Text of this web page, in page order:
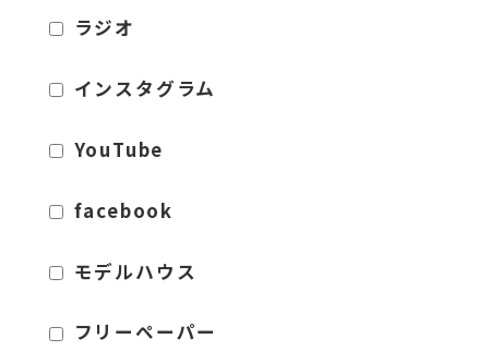
ラジオ
インスタグラム
YouTube
facebook
モデルハウス
フリーペーパー